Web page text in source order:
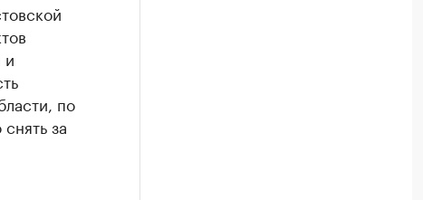
и
по
за